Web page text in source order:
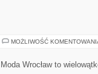
MOŻLIWOŚĆ
Moda Wrocław to